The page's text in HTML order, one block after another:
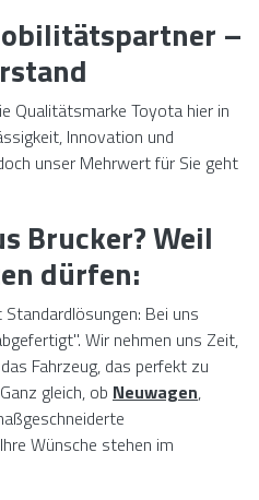
–
Qualitätsmarke Toyota hier in
Innovation und
unser Mehrwert für Sie geht
Brucker? Weil
dürfen:
Bei uns
Wir nehmen uns Zeit,
Fahrzeug, das perfekt zu
gleich, ob Neuwagen,
Wünsche stehen im